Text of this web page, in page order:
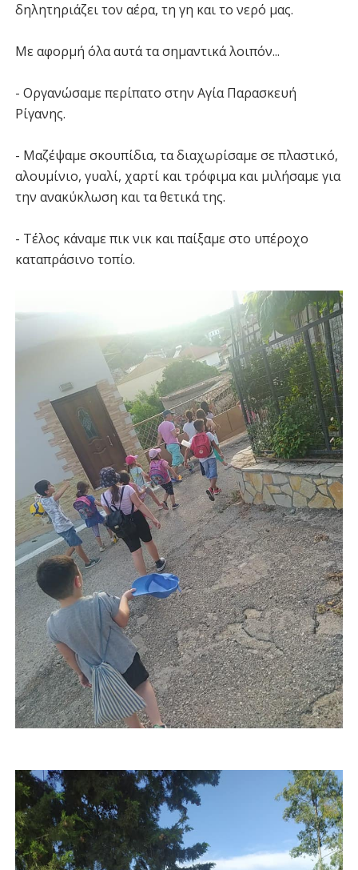
δηλητηριάζει τον αέρα, τη γη και το νερό μας.
Με αφορμή όλα αυτά τα σημαντικά λοιπόν...
- Οργανώσαμε περίπατο στην Αγία Παρασκευή
Ρίγανης.
- Μαζέψαμε σκουπίδια, τα διαχωρίσαμε σε πλαστικό,
αλουμίνιο, γυαλί, χαρτί και τρόφιμα και μιλήσαμε για
την ανακύκλωση και τα θετικά της.
- Τέλος κάναμε πικ νικ και παίξαμε στο υπέροχο
καταπράσινο τοπίο.